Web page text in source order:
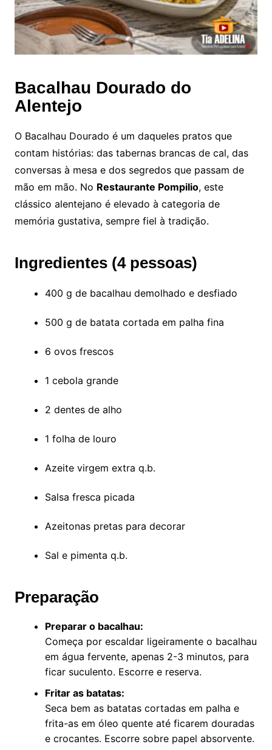
Bacalhau Dourado do
Alentejo
O Bacalhau Dourado é um daqueles pratos que
contam histórias: das tabernas brancas de cal, das
conversas à mesa e dos segredos que passam de
mão em mão. No Restaurante Pompilio, este
clássico alentejano é elevado à categoria de
memória gustativa, sempre fiel à tradição.
Ingredientes (4 pessoas)
400 g de bacalhau demolhado e desfiado
500 g de batata cortada em palha fina
6 ovos frescos
1 cebola grande
2 dentes de alho
1 folha de louro
Azeite virgem extra q.b.
Salsa fresca picada
Azeitonas pretas para decorar
Sal e pimenta q.b.
Preparação
Preparar o bacalhau:
Começa por escaldar ligeiramente o bacalhau
em água fervente, apenas 2-3 minutos, para
ficar suculento. Escorre e reserva.
Fritar as batatas:
Seca bem as batatas cortadas em palha e
frita-as em óleo quente até ficarem douradas
e crocantes. Escorre sobre papel absorvente.